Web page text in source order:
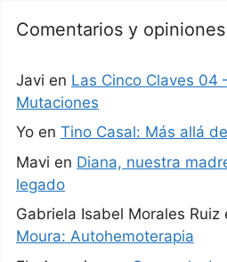
Comentarios y opiniones
Javi en Las Cinco Claves 04
Mutaciones
Yo en Tino Casal: Más allá
Mavi en Diana, nuestra
legado
Gabriela Isabel Morales Ruiz
Moura: Autohemoterapia